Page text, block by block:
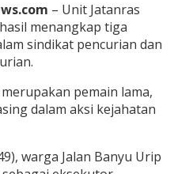
– Unit Jatanras
menangkap tiga
sindikat pencurian dan
pemain lama,
dalam aksi kejahatan
warga Jalan Banyu Urip